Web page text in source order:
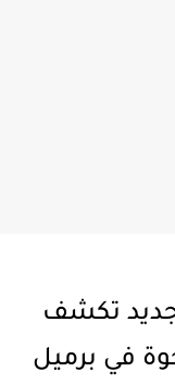
جديد تكشف
في برميل